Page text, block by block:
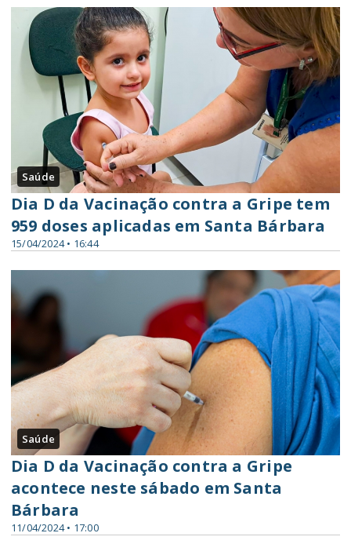
Saúde
15/04/2024 • 16:44
Dia D da Vacinação contra a Gripe tem
959 doses aplicadas em Santa Bárbara
Saúde
11/04/2024 • 17:00
Dia D da Vacinação contra a Gripe
acontece neste sábado em Santa
Bárbara